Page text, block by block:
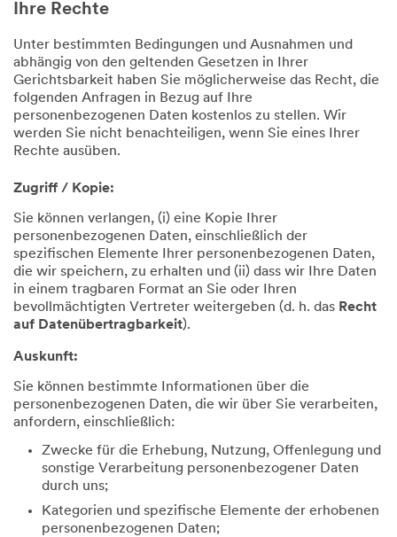
Ihre Rechte
Unter bestimmten Bedingungen und Ausnahmen und
abhängig von den geltenden Gesetzen in Ihrer
Gerichtsbarkeit haben Sie möglicherweise das Recht, die
folgenden Anfragen in Bezug auf Ihre
personenbezogenen Daten kostenlos zu stellen. Wir
werden Sie nicht benachteiligen, wenn Sie eines Ihrer
Rechte ausüben.
Zugriff / Kopie:
Sie können verlangen, (i) eine Kopie Ihrer
personenbezogenen Daten, einschließlich der
spezifischen Elemente Ihrer personenbezogenen Daten,
die wir speichern, zu erhalten und (ii) dass wir Ihre Daten
in einem tragbaren Format an Sie oder Ihren
bevollmächtigten Vertreter weitergeben (d. h. das Recht
auf Datenübertragbarkeit).
Auskunft:
Sie können bestimmte Informationen über die
personenbezogenen Daten, die wir über Sie verarbeiten,
anfordern, einschließlich:
Zwecke für die Erhebung, Nutzung, Offenlegung und
sonstige Verarbeitung personenbezogener Daten
durch uns;
Kategorien und spezifische Elemente der erhobenen
personenbezogenen Daten;